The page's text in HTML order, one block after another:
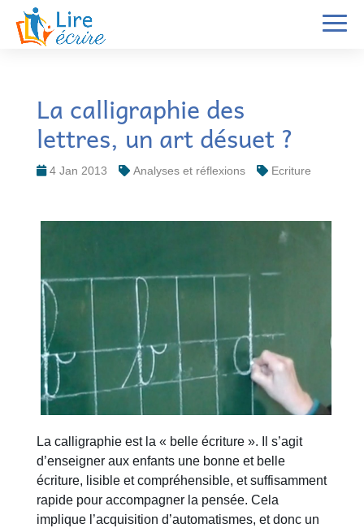
La calligraphie des
lettres, un art désuet ?
4 Jan 2013 Analyses et réflexions Ecriture
La calligraphie est la « belle écriture ». Il s’agit
d’enseigner aux enfants une bonne et belle
écriture, lisible et compréhensible, et suffisamment
rapide pour accompagner la pensée. Cela
implique l’acquisition d’automatismes, et donc un